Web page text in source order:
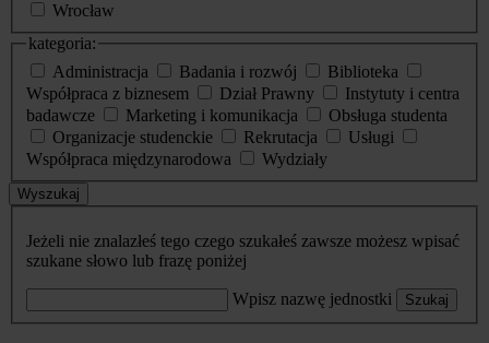
Wrocław
kategoria:
Administracja
Badania i rozwój
Biblioteka
Współpraca z biznesem
Dział Prawny
Instytuty i centra
badawcze
Marketing i komunikacja
Obsługa studenta
Organizacje studenckie
Rekrutacja
Usługi
Współpraca międzynarodowa
Wydziały
Wyszukaj
Jeżeli nie znalazłeś tego czego szukałeś zawsze możesz wpisać
szukane słowo lub frazę poniżej
Wpisz nazwę jednostki Szukaj